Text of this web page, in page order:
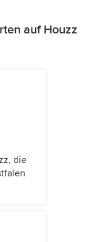
auf Houzz
die